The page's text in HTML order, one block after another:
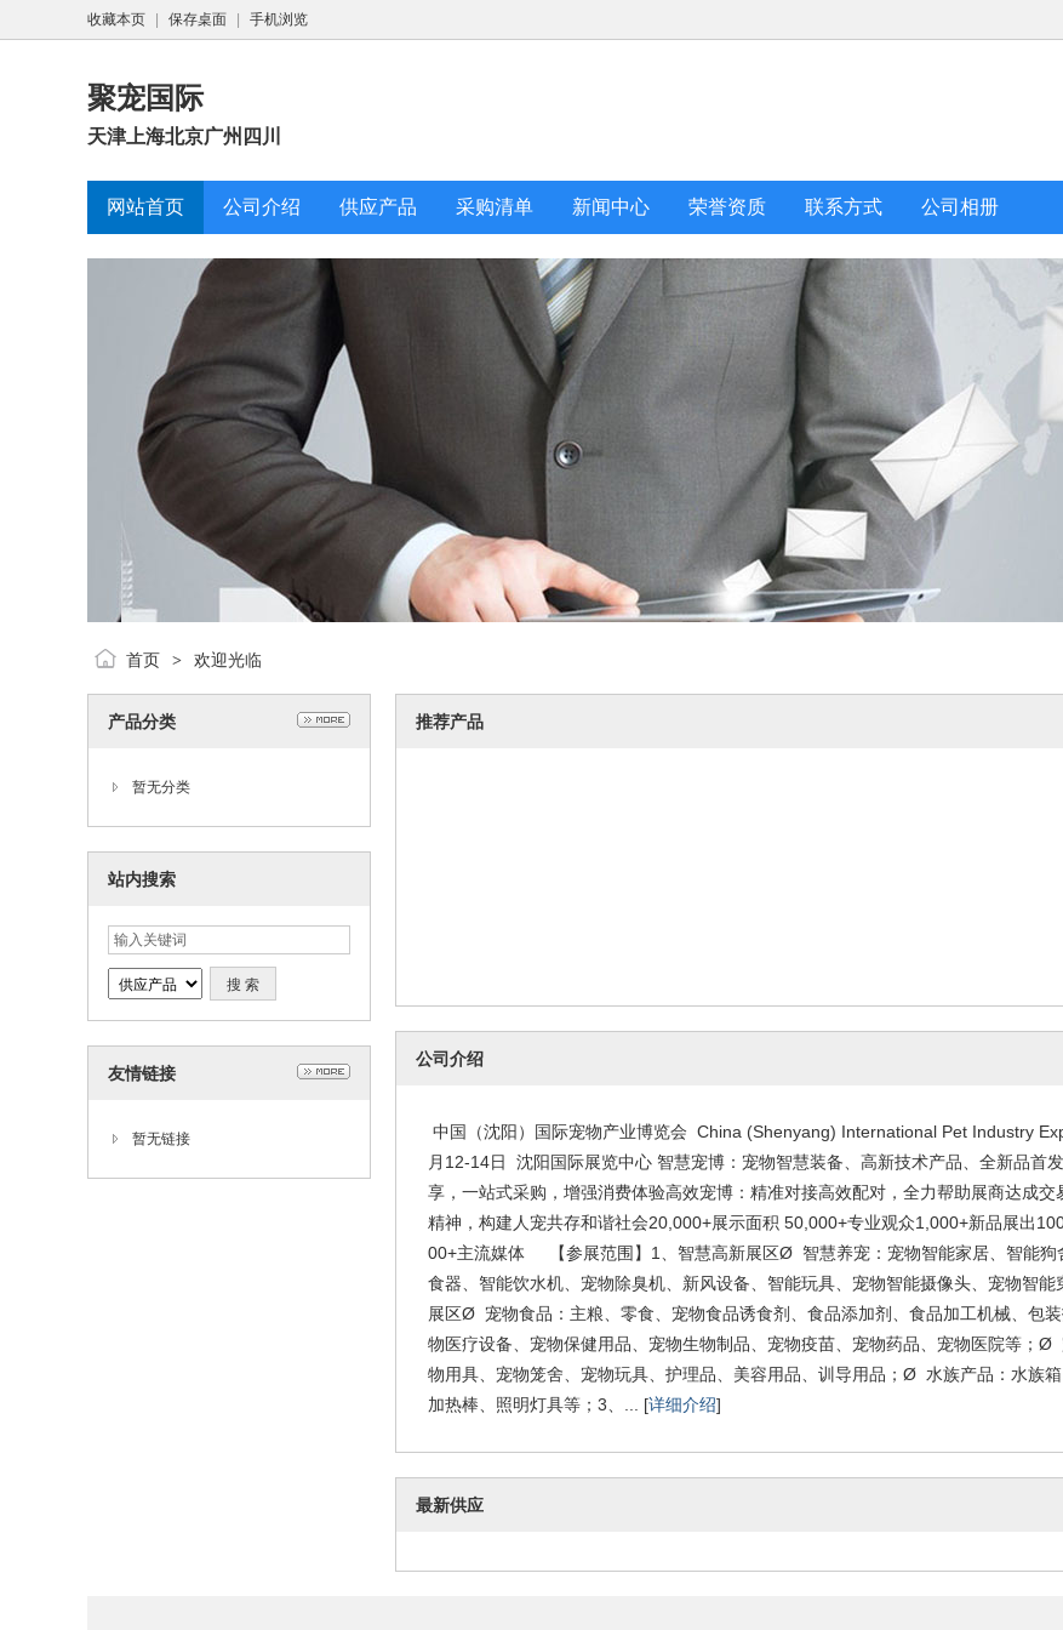
收藏本页 保存桌面 手机浏览
聚宠国际
天津上海北京广州四川
网站首页 公司介绍 供应产品 采购清单 新闻中心 荣誉资质 联系方式 公司相册
首页 > 欢迎光临
产品分类
暂无分类
站内搜索
友情链接
暂无链接
推荐产品
公司介绍
中国（沈阳）国际宠物产业博览会 China (Shenyang) International Pet Industry
月12-14日 沈阳国际展览中心 智慧宠博：宠物智慧装备、高新技术产品、全新品首
享，一站式采购，增强消费体验高效宠博：精准对接高效配对，全力帮助展商达成
精神，构建人宠共存和谐社会20,000+展示面积 50,000+专业观众1,000+新品展出
00+主流媒体 【参展范围】1、智慧高新展区Ø 智慧养宠：宠物智能家居、智能狗
食器、智能饮水机、宠物除臭机、新风设备、智能玩具、宠物智能摄像头、宠物智
展区Ø 宠物食品：主粮、零食、宠物食品诱食剂、食品添加剂、食品加工机械、包
物医疗设备、宠物保健用品、宠物生物制品、宠物疫苗、宠物药品、宠物医院等；Ø
物用具、宠物笼舍、宠物玩具、护理品、美容用品、训导用品；Ø 水族产品：水族箱
加热棒、照明灯具等；3、... [详细介绍]
最新供应